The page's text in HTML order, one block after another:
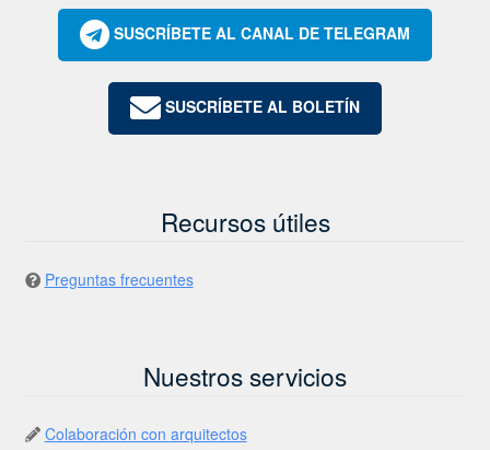
SUSCRÍBETE AL CANAL DE TELEGRAM
SUSCRÍBETE AL BOLETÍN
Recursos útiles
Preguntas frecuentes
Nuestros servicios
Colaboración con arquitectos